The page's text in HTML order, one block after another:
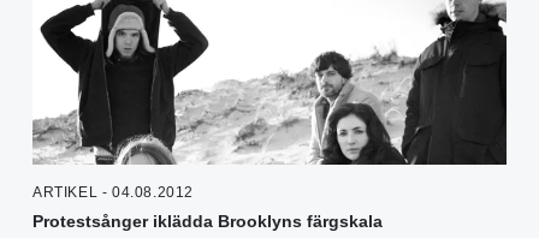
ARTIKEL - 04.08.2012
Protestsånger iklädda Brooklyns färgskala